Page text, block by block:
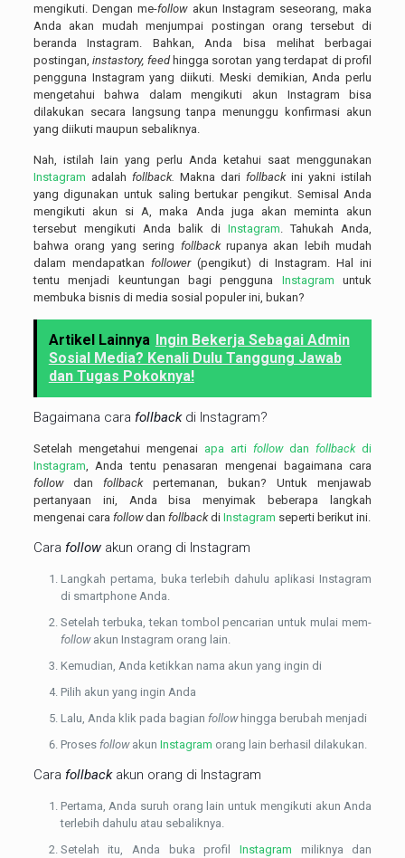
mengikuti. Dengan me-follow akun Instagram seseorang, maka
Anda akan mudah menjumpai postingan orang tersebut di
beranda Instagram. Bahkan, Anda bisa melihat berbagai
postingan,instastory, feed hingga sorotan yang terdapat di profil
pengguna Instagram yang diikuti. Meski demikian, Anda perlu
mengetahui bahwa dalam mengikuti akun Instagram bisa
dilakukan secara langsung tanpa menunggu konfirmasi akun
yang diikuti maupun sebaliknya.
Nah, istilah lain yang perlu Anda ketahui saat menggunakan
Instagram adalah follback. Makna darifollbackini yakni istilah
yang digunakan untuk saling bertukar pengikut. Semisal Anda
mengikuti akun si A, maka Anda juga akan meminta akun
tersebut mengikuti Anda balik diInstagram . Tahukah Anda,
bahwa orang yang sering follback rupanya akan lebih mudah
dalam mendapatkanfollower(pengikut) di Instagram. Hal ini
tentu menjadi keuntungan bagi pengguna Instagram untuk
membuka bisnis di media sosial populer ini, bukan?
Artikel Lainnya Ingin Bekerja Sebagai Admin
Sosial Media? Kenali Dulu Tanggung Jawab
dan Tugas Pokoknya!
Bagaimana cara follback di Instagram?
Setelah mengetahui mengenai apa artifollowdanfollbackdi
Instagram , Anda tentu penasaran mengenai bagaimana cara
follow dan follback pertemanan, bukan? Untuk menjawab
pertanyaan ini, Anda bisa menyimak beberapa langkah
mengenai cara followdan follbackdi Instagram seperti berikut ini.
Cara follow akun orang di Instagram
Langkah pertama, buka terlebih dahulu aplikasi Instagram
di smartphone Anda.
Setelah terbuka, tekan tombol pencarian untuk mulai mem-
follow akun Instagram orang lain.
Kemudian, Anda ketikkan nama akun yang ingin di
Pilih akun yang ingin Anda
Lalu, Anda klik pada bagian follow hingga berubah menjadi
Proses follow akun Instagram orang lain berhasil dilakukan.
Cara follback akun orang di Instagram
Pertama, Anda suruh orang lain untuk mengikuti akun Anda
terlebih dahulu atau sebaliknya.
Setelah itu, Anda buka profil Instagram miliknya dan